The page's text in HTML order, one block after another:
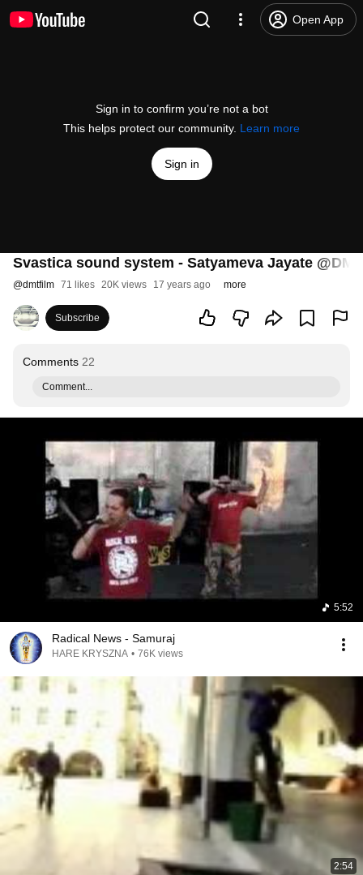
Open App
Sign in to confirm you’re not a bot
This helps protect our community. Learn more
Sign in
Svastica sound system - Satyameva Jayate
@dmtfilm 71 likes 20K views 17 years ago more
Subscribe
Comments 22
Comment...
5:52
Radical News - Samuraj
HARE KRYSZNA • 76K views
2:54